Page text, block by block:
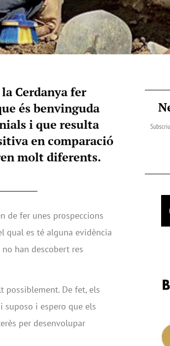
Cerdanya fer
és benvinguda
i que resulta
en comparació
molt diferents.
de fer unes prospeccions
qual es té alguna evidència
han descobert res
possiblement. De fet, els
suposo i espero que els
per desenvolupar